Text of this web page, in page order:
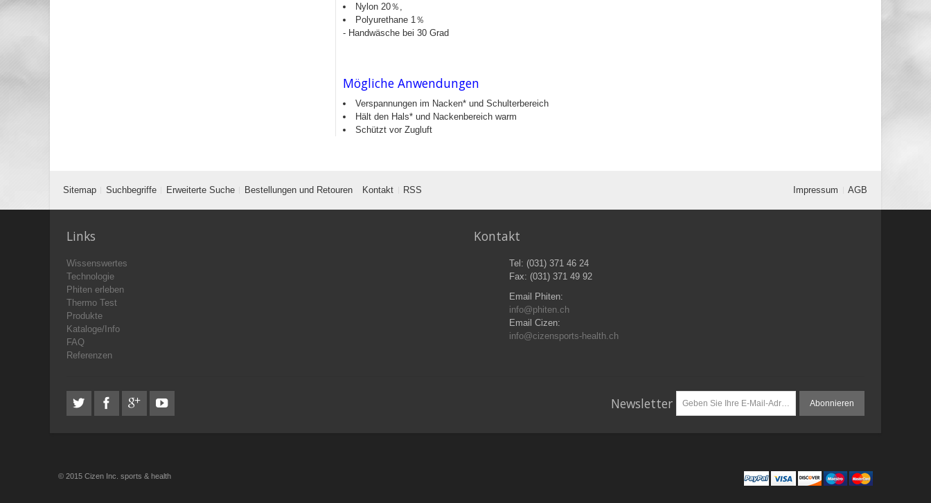
Nylon 20％,
Polyurethane 1％
- Handwäsche bei 30 Grad
Mögliche Anwendungen
Verspannungen im Nacken* und Schulterbereich
Hält den Hals* und Nackenbereich warm
Schützt vor Zugluft
Sitemap Suchbegriffe Erweiterte Suche Bestellungen und Retouren Kontakt RSS Impressum AGB
Links
Wissenswertes
Technologie
Phiten erleben
Thermo Test
Produkte
Kataloge/Info
FAQ
Referenzen
Kontakt
Tel: (031) 371 46 24
Fax: (031) 371 49 92
Email Phiten:
info@phiten.ch
Email Cizen:
info@cizensports-health.ch
Newsletter Abonnieren
© 2015 Cizen Inc. sports & health